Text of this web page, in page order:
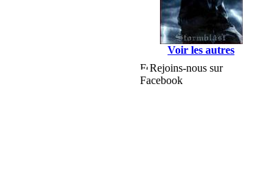
Voir les autres
Rejoins-nous sur
Facebook